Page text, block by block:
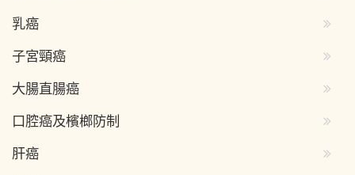
乳癌
子宮頸癌
大腸直腸癌
口腔癌及檳榔防制
肝癌